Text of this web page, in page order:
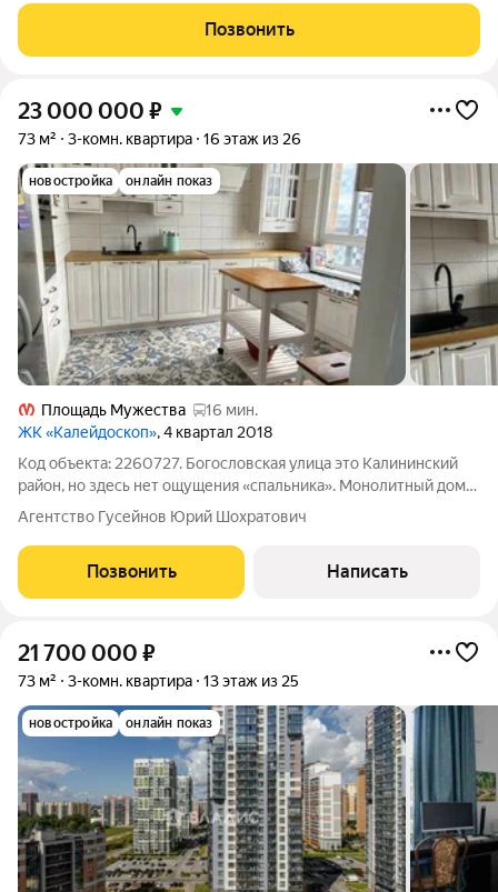
молдинги на заказ, английская
Позвонить
23 000 000 ₽
73 м² 3-комн. квартира 16 этаж из 26
новостройка онлайн показ
Площадь Мужества
16 мин.
ЖК «Калейдоскоп», 4 квартал 2018
Код объекта: 2260727. Богословская улица это Калининский
район, но здесь нет ощущения «спальника». Монолитный дом
2018 года, 16 этажей. Ваша квартира на верхнем тишина, свет и
пространство, которое хочется сохранить. Окна выходят во
двор, поэтому
Агентство Гусейнов Юрий Шохратович
Позвонить Написать
21 700 000 ₽
73 м² 3-комн. квартира 13 этаж из 25
новостройка онлайн показ